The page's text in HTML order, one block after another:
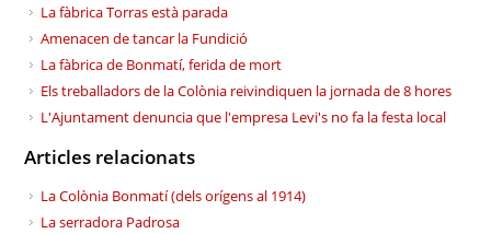
La fàbrica Torras està parada
Amenacen de tancar la Fundició
La fàbrica de Bonmatí, ferida de mort
Els treballadors de la Colònia reivindiquen la jornada de 8 hores
L'Ajuntament denuncia que l'empresa Levi's no fa la festa local
Articles relacionats
La Colònia Bonmatí (dels orígens al 1914)
La serradora Padrosa